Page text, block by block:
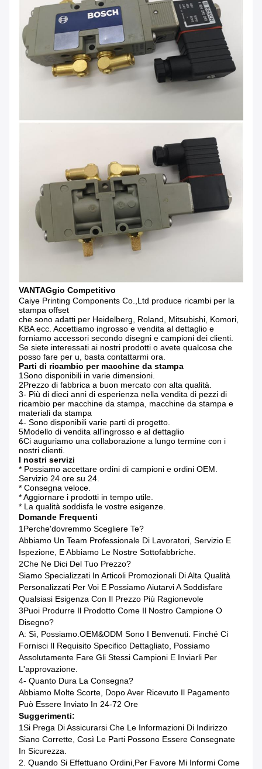
VANTAGgio Competitivo
Caiye Printing Components Co.,Ltd produce ricambi per la
stampa offset
che sono adatti per Heidelberg, Roland, Mitsubishi, Komori,
KBA ecc. Accettiamo ingrosso e vendita al dettaglio e
forniamo accessori secondo disegni e campioni dei clienti.
Se siete interessati ai nostri prodotti o avete qualcosa che
posso fare per u, basta contattarmi ora.
Parti di ricambio per macchine da stampa
1Sono disponibili in varie dimensioni.
2Prezzo di fabbrica a buon mercato con alta qualità.
3- Più di dieci anni di esperienza nella vendita di pezzi di
ricambio per macchine da stampa, macchine da stampa e
materiali da stampa
4- Sono disponibili varie parti di progetto.
5Modello di vendita all'ingrosso e al dettaglio
6Ci auguriamo una collaborazione a lungo termine con i
nostri clienti.
I nostri servizi
* Possiamo accettare ordini di campioni e ordini OEM.
Servizio 24 ore su 24.
* Consegna veloce.
* Aggiornare i prodotti in tempo utile.
* La qualità soddisfa le vostre esigenze.
Domande Frequenti
1Perche'dovremmo Scegliere Te?
Abbiamo Un Team Professionale Di Lavoratori, Servizio E
Ispezione, E Abbiamo Le Nostre Sottofabbriche.
2Che Ne Dici Del Tuo Prezzo?
Siamo Specializzati In Articoli Promozionali Di Alta Qualità
Personalizzati Per Voi E Possiamo Aiutarvi A Soddisfare
Qualsiasi Esigenza Con Il Prezzo Più Ragionevole
3Puoi Produrre Il Prodotto Come Il Nostro Campione O
Disegno?
A: Sì, Possiamo.OEM&ODM Sono I Benvenuti. Finché Ci
Fornisci Il Requisito Specifico Dettagliato, Possiamo
Assolutamente Fare Gli Stessi Campioni E Inviarli Per
L'approvazione.
4- Quanto Dura La Consegna?
Abbiamo Molte Scorte, Dopo Aver Ricevuto Il Pagamento
Può Essere Inviato In 24-72 Ore
Suggerimenti:
1Si Prega Di Assicurarsi Che Le Informazioni Di Indirizzo
Siano Corrette, Così Le Parti Possono Essere Consegnate
In Sicurezza.
2. Quando Si Effettuano Ordini,per Favore Mi Informi Come